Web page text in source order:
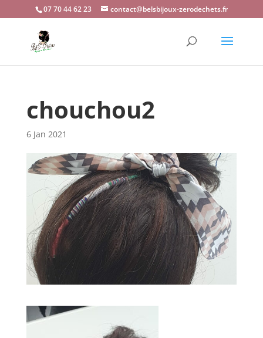
07 70 44 62 23 contact@belsbijoux-zerodechets.fr
chouchou2
6 Jan 2021